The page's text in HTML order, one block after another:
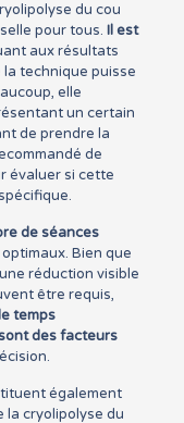
du cou
pour tous. Il est
aux résultats
technique puisse
elle
un certain
de prendre la
de
évaluer si cette
de séances
Bien que
réduction visible
être requis,
temps
des facteurs
également
la cryolipolyse du